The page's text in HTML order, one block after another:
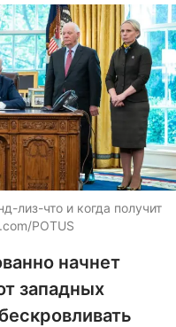
лиз-что и когда получит
POTUS
начнет
западных